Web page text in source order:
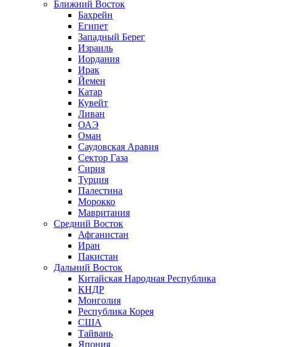
Ближний Восток
Бахрейн
Египет
Западный Берег
Израиль
Иордания
Ирак
Йемен
Катар
Кувейт
Ливан
ОАЭ
Оман
Саудовская Аравия
Сектор Газа
Сирия
Турция
Палестина
Морокко
Мавритания
Средний Восток
Афганистан
Иран
Пакистан
Дальний Восток
Китайская Народная Республика
КНДР
Монголия
Республика Корея
США
Тайвань
Япония